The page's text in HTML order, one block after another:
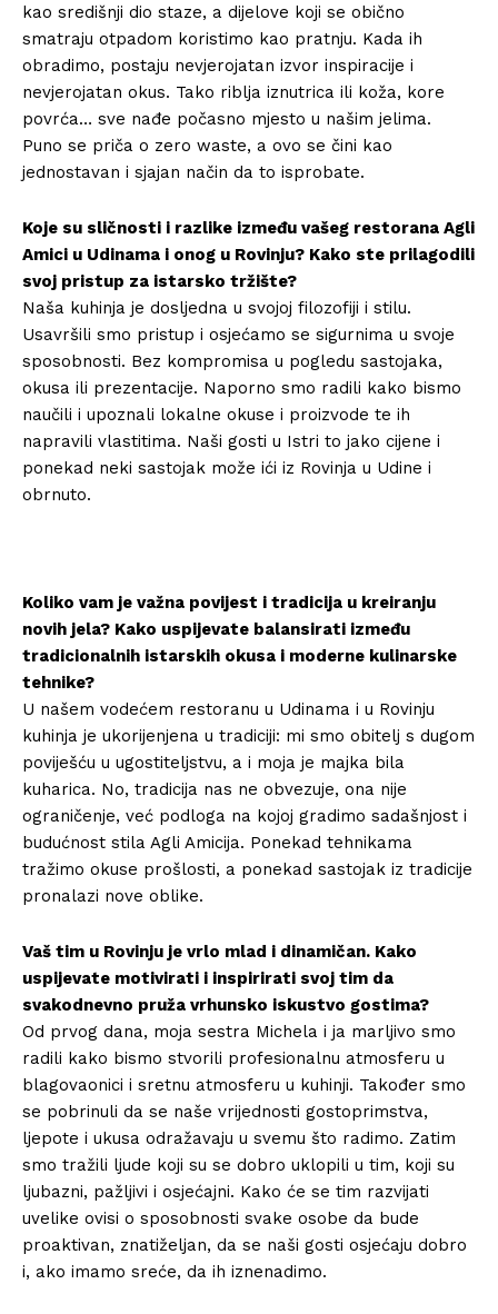
kao središnji dio staze, a dijelove koji se obično
smatraju otpadom koristimo kao pratnju. Kada ih
obradimo, postaju nevjerojatan izvor inspiracije i
nevjerojatan okus. Tako riblja iznutrica ili koža, kore
povrća… sve nađe počasno mjesto u našim jelima.
Puno se priča o zero waste, a ovo se čini kao
jednostavan i sjajan način da to isprobate.
Koje su sličnosti i razlike između vašeg restorana Agli
Amici u Udinama i onog u Rovinju? Kako ste prilagodili
svoj pristup za istarsko tržište?
Naša kuhinja je dosljedna u svojoj filozofiji i stilu.
Usavršili smo pristup i osjećamo se sigurnima u svoje
sposobnosti. Bez kompromisa u pogledu sastojaka,
okusa ili prezentacije. Naporno smo radili kako bismo
naučili i upoznali lokalne okuse i proizvode te ih
napravili vlastitima. Naši gosti u Istri to jako cijene i
ponekad neki sastojak može ići iz Rovinja u Udine i
obrnuto.
Koliko vam je važna povijest i tradicija u kreiranju
novih jela? Kako uspijevate balansirati između
tradicionalnih istarskih okusa i moderne kulinarske
tehnike?
U našem vodećem restoranu u Udinama i u Rovinju
kuhinja je ukorijenjena u tradiciji: mi smo obitelj s dugom
poviješću u ugostiteljstvu, a i moja je majka bila
kuharica. No, tradicija nas ne obvezuje, ona nije
ograničenje, već podloga na kojoj gradimo sadašnjost i
budućnost stila Agli Amicija. Ponekad tehnikama
tražimo okuse prošlosti, a ponekad sastojak iz tradicije
pronalazi nove oblike.
Vaš tim u Rovinju je vrlo mlad i dinamičan. Kako
uspijevate motivirati i inspirirati svoj tim da
svakodnevno pruža vrhunsko iskustvo gostima?
Od prvog dana, moja sestra Michela i ja marljivo smo
radili kako bismo stvorili profesionalnu atmosferu u
blagovaonici i sretnu atmosferu u kuhinji. Također smo
se pobrinuli da se naše vrijednosti gostoprimstva,
ljepote i ukusa odražavaju u svemu što radimo. Zatim
smo tražili ljude koji su se dobro uklopili u tim, koji su
ljubazni, pažljivi i osjećajni. Kako će se tim razvijati
uvelike ovisi o sposobnosti svake osobe da bude
proaktivan, znatiželjan, da se naši gosti osjećaju dobro
i, ako imamo sreće, da ih iznenadimo.